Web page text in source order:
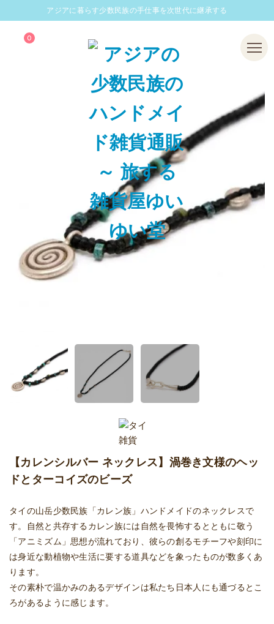
アジアに暮らす少数民族の手仕事を次世代に継承する
0 Menu
【カレンシルバー ネックレス】渦巻き文様のヘッ
ドとターコイズのビーズ
タイの山岳少数民族「カレン族」ハンドメイドのネックレスで
す。自然と共存するカレン族には自然を畏怖するとともに敬う
「アニミズム」思想が流れており、彼らの創るモチーフや刻印に
は身近な動植物や生活に要する道具などを象ったものが数多くあ
ります。
その素朴で温かみのあるデザインは私たち日本人にも通づるとこ
ろがあるように感じます。